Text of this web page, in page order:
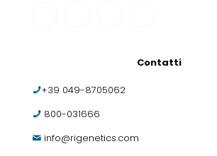
Contatti
+39 049-8705062
800-031666
info@rigenetics.com